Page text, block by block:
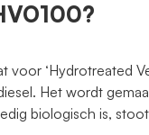
voor ‘Hydrotreated
Het wordt
biologisch is,